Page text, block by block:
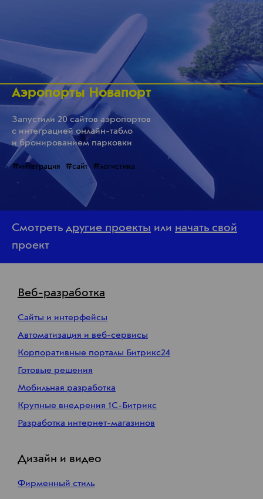
Аэропорты Новапорт
Запустили 20 сайтов аэропортов
с интеграцией онлайн-табло
и бронированием парковки
#интеграция #сайт #логистика
Смотреть другие проекты или начать свой
проект
Веб-разработка
Сайты и интерфейсы
Автоматизация и веб-сервисы
Корпоративные порталы Битрикс24
Готовые решения
Мобильная разработка
Крупные внедрения 1С-Битрикс
Разработка интернет-магазинов
Дизайн и видео
Фирменный стиль